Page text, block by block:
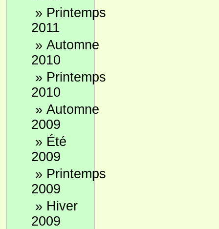
» Printemps
2011
» Automne
2010
» Printemps
2010
» Automne
2009
» Été
2009
» Printemps
2009
» Hiver
2009